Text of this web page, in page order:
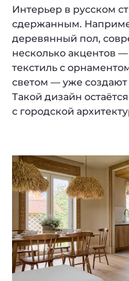
Интерьер в русском
сдержанным.
деревянный пол,
несколько акцентов
текстиль с
светом — уже
Такой дизайн
с городской